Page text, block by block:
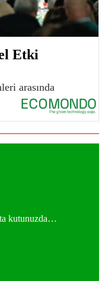
Etki
arasında
kutunuzda…